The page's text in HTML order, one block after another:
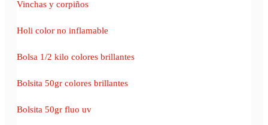
Vinchas y corpiños
Holi color no inflamable
Bolsa 1/2 kilo colores brillantes
Bolsita 50gr colores brillantes
Bolsita 50gr fluo uv